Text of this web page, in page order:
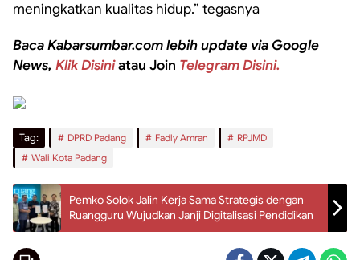
meningkatkan kualitas hidup.” tegasnya
Baca Kabarsumbar.com lebih update via Google
News, Klik Disiniatau Join Telegram Disini.
Tag: DPRD Padang Fadly Amran
RPJMD
Wali Kota Padang
Pemko Solok Jalin Kerja Sama Strategis dengan
Ruangguru Wujudkan Janji Digitalisasi Pendidikan